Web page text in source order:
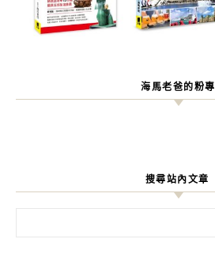
海馬老爸的粉專
搜尋站內文章